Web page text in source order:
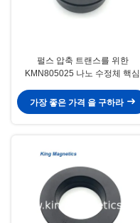
펄스 압축 트랜스를 위한
KMN805025 나노 수정체 핵심
가장 좋은 가격 을 구하라